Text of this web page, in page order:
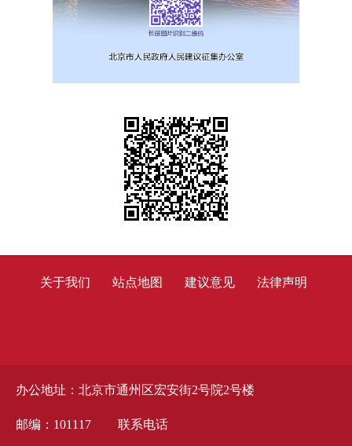
办公地址：北京市通州区宏安街2号院2号楼
邮编：101117 联系电话
关于我们 站点地图 建议意见 法律声明